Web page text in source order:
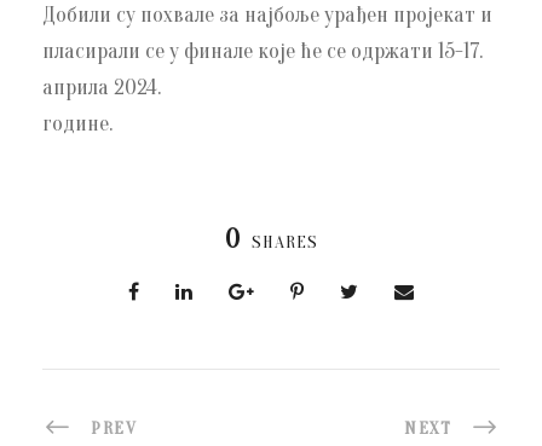
Добили су похвале за најбоље урађен пројекат и
пласирали се у финале које ће се одржати 15-17.
априла 2024.
године.
0 SHARES
PREV NEXT